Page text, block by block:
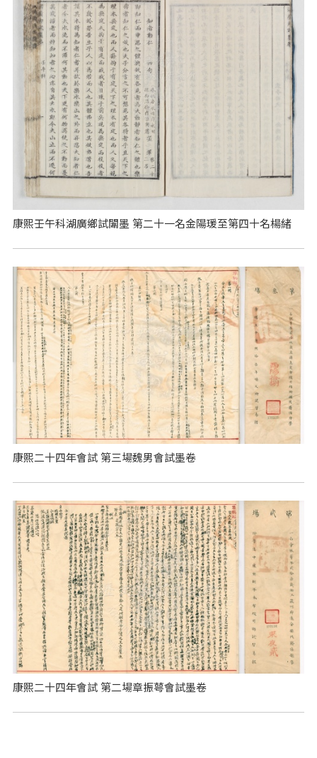
康熙壬午科湖廣鄉試闈墨 第二十一名金陽瑗至第四十名楊緒
康熙二十四年會試 第三場魏男會試墨卷
康熙二十四年會試 第二場章振萼會試墨卷